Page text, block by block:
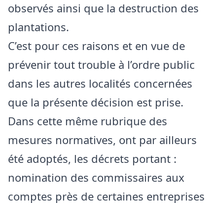
observés ainsi que la destruction des
plantations.
C’est pour ces raisons et en vue de
prévenir tout trouble à l’ordre public
dans les autres localités concernées
que la présente décision est prise.
Dans cette même rubrique des
mesures normatives, ont par ailleurs
été adoptés, les décrets portant :
nomination des commissaires aux
comptes près de certaines entreprises